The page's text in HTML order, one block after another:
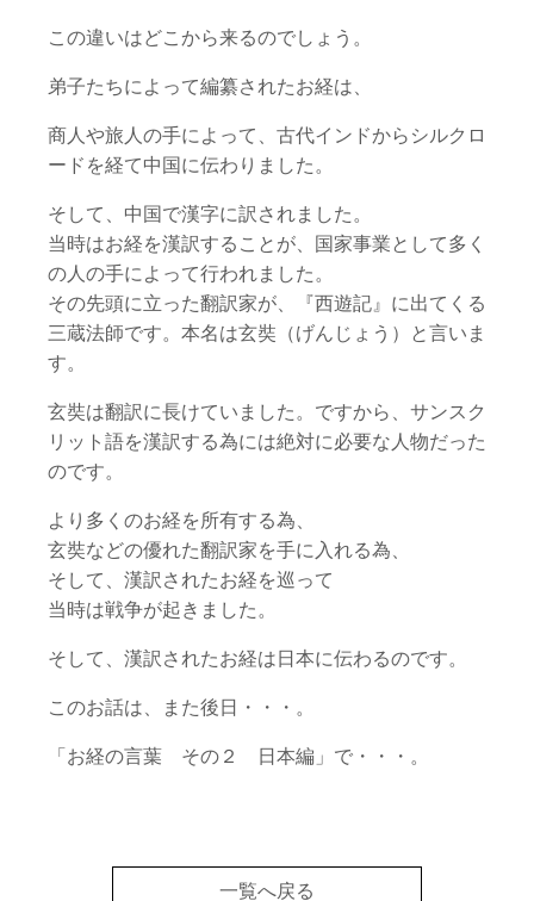
この違いはどこから来るのでしょう。
弟子たちによって編纂されたお経は、
商人や旅人の手によって、古代インドからシルクロ
ードを経て中国に伝わりました。
そして、中国で漢字に訳されました。
当時はお経を漢訳することが、国家事業として多く
の人の手によって行われました。
その先頭に立った翻訳家が、『西遊記』に出てくる
三蔵法師です。本名は玄奘（げんじょう）と言いま
す。
玄奘は翻訳に長けていました。ですから、サンスク
リット語を漢訳する為には絶対に必要な人物だった
のです。
より多くのお経を所有する為、
玄奘などの優れた翻訳家を手に入れる為、
そして、漢訳されたお経を巡って
当時は戦争が起きました。
そして、漢訳されたお経は日本に伝わるのです。
このお話は、また後日・・・。
「お経の言葉 その２ 日本編」で・・・。
一覧へ戻る